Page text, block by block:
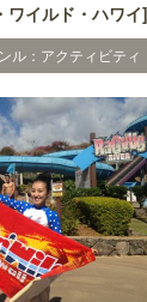
ワイルド・ハワイ]
ル：アクティビテ